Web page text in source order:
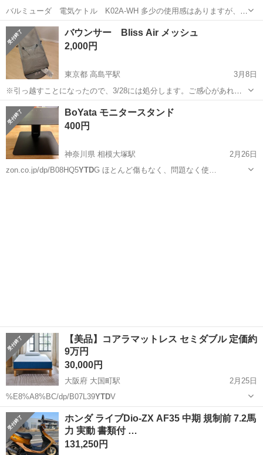
バルミューダ 電気ケトル K02A-WH 多少の使用感はありますが、使
用可能です。 https://www.balmuda.com/downloads/pdf/K02A_JP.pdf?
srsltid=AfmBOoq-6...
千葉 船橋市 新津田沼駅
バウンサー Bliss Air メッシュ
2,000円
東京都 高島平駅
3月8日
※引っ越すことになったので、3/28には処分します。ご感心があれ
ば、早めにご連絡ください 2022年1月に購入しました。子供2人を育て
る際に使ってましたが、使わなくなったのでお譲りします。 清潔です
が、目立ちにくい傷など...
東京 板橋区 ベビー用品
BoYata モニタースタンド
400円
神奈川県 相模大塚駅
2月26日
zon.co.jp/dp/B08HQ5YTD G ほとんど傷もなく、問題なく使…
【美品】コアラマットレス セミダブル 定価約
9万円
30,000円
大阪府 大国町駅
2月25日
%E8%A8%BC/dp/B07L39YTDV
大阪 大阪市 大国町駅 寝具
ホンダ ライブDio-ZX AF35 中期 規制前 7.2馬
力 実動 書類付 …
131,250円